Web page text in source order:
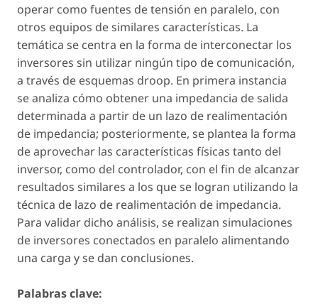
operar como fuentes de tensión en paralelo, con
otros equipos de similares características. La
temática se centra en la forma de interconectar los
inversores sin utilizar ningún tipo de comunicación,
a través de esquemas droop. En primera instancia
se analiza cómo obtener una impedancia de salida
determinada a partir de un lazo de realimentación
de impedancia; posteriormente, se plantea la forma
de aprovechar las características físicas tanto del
inversor, como del controlador, con el fin de alcanzar
resultados similares a los que se logran utilizando la
técnica de lazo de realimentación de impedancia.
Para validar dicho análisis, se realizan simulaciones
de inversores conectados en paralelo alimentando
una carga y se dan conclusiones.
Palabras clave: